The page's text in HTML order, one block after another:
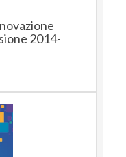
2014-